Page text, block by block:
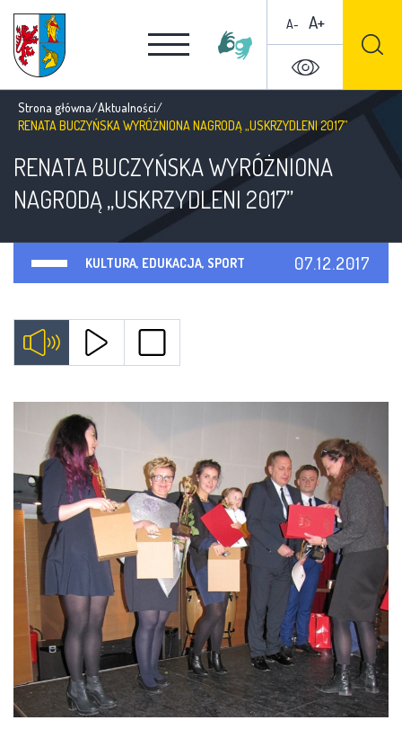
A- A+
Strona główna/Aktualności/
RENATA BUCZYŃSKA WYRÓŻNIONA NAGRODĄ „USKRZYDLENI 2017”
RENATA BUCZYŃSKA WYRÓŻNIONA
NAGRODĄ „USKRZYDLENI 2017”
KULTURA, EDUKACJA, SPORT 07.12.2017